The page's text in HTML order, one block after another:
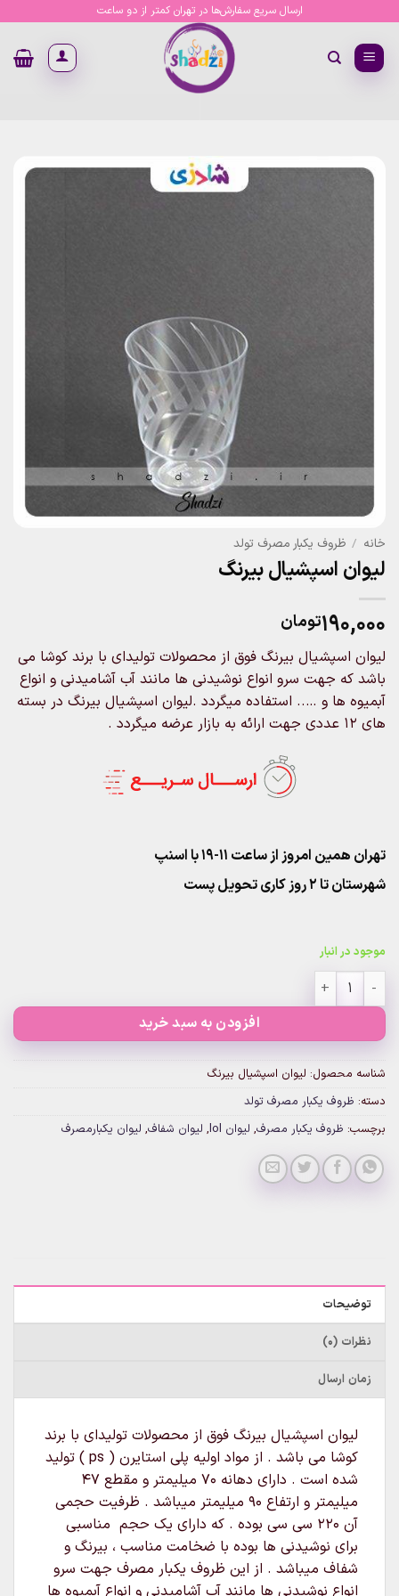
content
ارسال سریع سفارش‌ها در تهران کمتر از دو ساعت
خانه / ظروف یکبار مصرف تولد
لیوان اسپشیال بیرنگ
۱۹۰,۰۰۰تومان
لیوان اسپشیال بیرنگ فوق از محصولات تولیدای با برند کوشا می
باشد که جهت سرو انواع نوشیدنی ها مانند آب آشامیدنی و انواع
آبمیوه ها و ….. استفاده میگردد .لیوان اسپشیال بیرنگ در بسته
های ۱۲ عددی جهت ارائه به بازار عرضه میگردد .
تهران همین امروز از ساعت ۱۱-۱۹ با اسنپ
شهرستان تا 2 روز کاری تحویل پست
موجود در انبار
لیوان اسپشیال بیرنگ عدد
افزودن به سبد خرید
شناسه محصول: لیوان اسپشیال بیرنگ
دسته: ظروف یکبار مصرف تولد
برچسب: ظروف یکبار مصرف, لیوان lol , لیوان شفاف, لیوان یکبارمصرف
توضیحات
نظرات (0)
زمان ارسال
لیوان اسپشیال بیرنگ فوق از محصولات تولیدای با برند
کوشا می باشد . از مواد اولیه پلی استایرن ( ps ) تولید
شده است . دارای دهانه ۷۰ میلیمتر و مقطع ۴۷
میلیمتر و ارتفاع ۹۰ میلیمتر میباشد . ظرفیت حجمی
آن ۲۲۰ سی سی بوده . که دارای یک حجم مناسبی
برای نوشیدنی ها بوده با ضخامت مناسب ، بیرنگ و
شفاف میباشد . از این ظروف یکبار مصرف جهت سرو
انواع نوشیدنی ها مانند آب آشامیدنی و انواع آبمیوه ها